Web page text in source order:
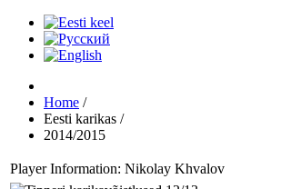
Home /
Eesti karikas /
2014/2015
Player Information: Nikolay Khvalov